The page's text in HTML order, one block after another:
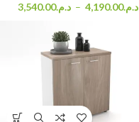
د.م.3,540.00 – د.م.4,190.00